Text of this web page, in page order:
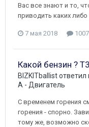
Вас все знают и то,
приводить каких
7 мая 2018
Какой бензин ?
BIZKITballistответил
A - Двигатель
С временем горения
горения - спорно.
тому же, возможно